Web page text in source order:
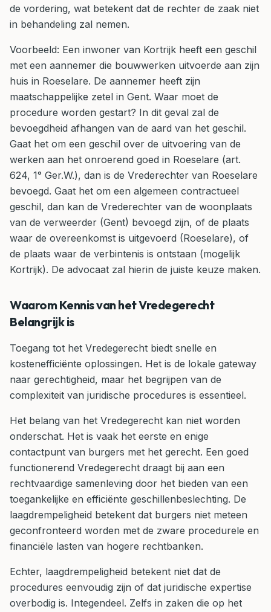
de vordering, wat betekent dat de rechter de zaak niet
in behandeling zal nemen.
Voorbeeld: Een inwoner van Kortrijk heeft een geschil
met een aannemer die bouwwerken uitvoerde aan zijn
huis in Roeselare. De aannemer heeft zijn
maatschappelijke zetel in Gent. Waar moet de
procedure worden gestart? In dit geval zal de
bevoegdheid afhangen van de aard van het geschil.
Gaat het om een geschil over de uitvoering van de
werken aan het onroerend goed in Roeselare (art.
624, 1° Ger.W.), dan is de Vrederechter van Roeselare
bevoegd. Gaat het om een algemeen contractueel
geschil, dan kan de Vrederechter van de woonplaats
van de verweerder (Gent) bevoegd zijn, of de plaats
waar de overeenkomst is uitgevoerd (Roeselare), of
de plaats waar de verbintenis is ontstaan (mogelijk
Kortrijk). De advocaat zal hierin de juiste keuze maken.
Waarom Kennis van het Vredegerecht
Belangrijk is
Toegang tot het Vredegerecht biedt snelle en
kostenefficiënte oplossingen. Het is de lokale gateway
naar gerechtigheid, maar het begrijpen van de
complexiteit van juridische procedures is essentieel.
Het belang van het Vredegerecht kan niet worden
onderschat. Het is vaak het eerste en enige
contactpunt van burgers met het gerecht. Een goed
functionerend Vredegerecht draagt bij aan een
rechtvaardige samenleving door het bieden van een
toegankelijke en efficiënte geschillenbeslechting. De
laagdrempeligheid betekent dat burgers niet meteen
geconfronteerd worden met de zware procedurele en
financiële lasten van hogere rechtbanken.
Echter, laagdrempeligheid betekent niet dat de
procedures eenvoudig zijn of dat juridische expertise
overbodig is. Integendeel. Zelfs in zaken die op het